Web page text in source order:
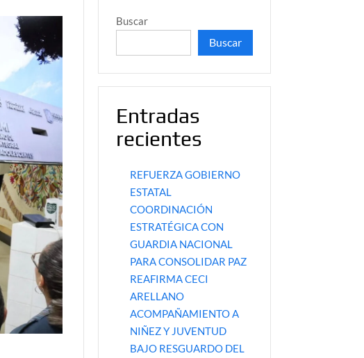
Buscar
Buscar
Entradas
recientes
REFUERZA GOBIERNO
ESTATAL
COORDINACIÓN
ESTRATÉGICA CON
GUARDIA NACIONAL
PARA CONSOLIDAR PAZ
REAFIRMA CECI
ARELLANO
ACOMPAÑAMIENTO A
NIÑEZ Y JUVENTUD
BAJO RESGUARDO DEL